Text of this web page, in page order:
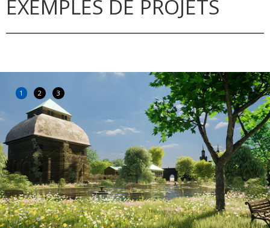
EXEMPLES DE PROJETS
1 2 3